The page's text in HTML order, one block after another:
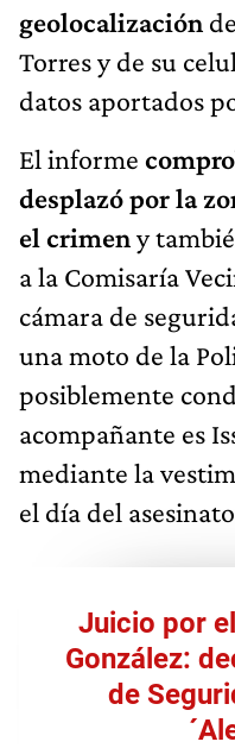
geolocalización
Torres y de su
datos aportados
El informe
desplazó por la
el crimeny
a la Comisaría
cámara de
una moto de la
posiblemente
acompañante es
mediante la
el día del
Juicio por
González:
de